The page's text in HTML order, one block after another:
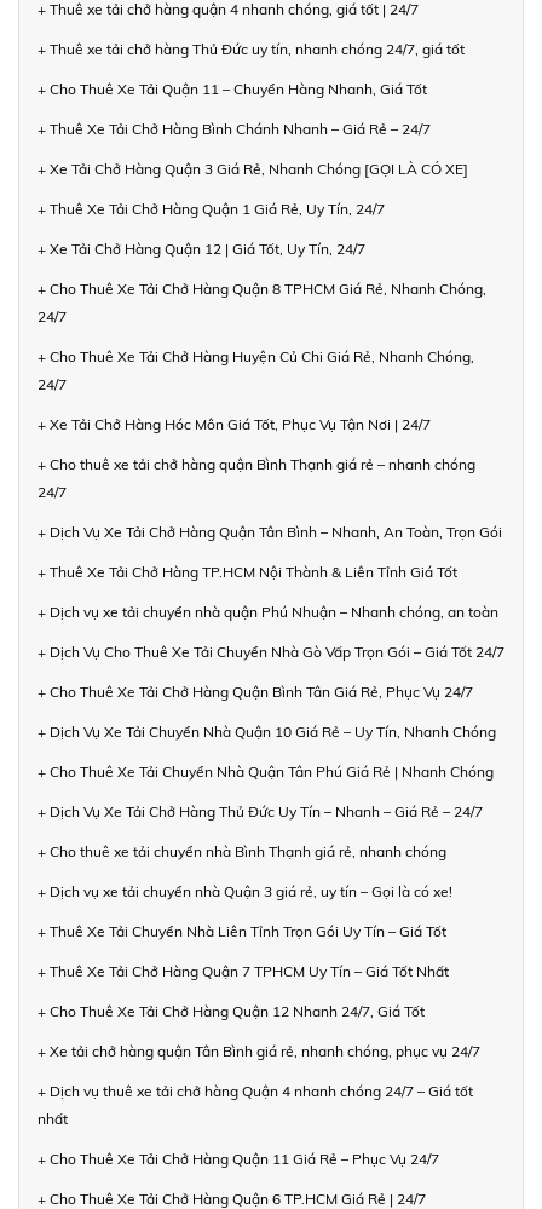
+ Thuê xe tải chở hàng quận 4 nhanh chóng, giá tốt | 24/7
+ Thuê xe tải chở hàng Thủ Đức uy tín, nhanh chóng 24/7, giá tốt
+ Cho Thuê Xe Tải Quận 11 – Chuyển Hàng Nhanh, Giá Tốt
+ Thuê Xe Tải Chở Hàng Bình Chánh Nhanh – Giá Rẻ – 24/7
+ Xe Tải Chở Hàng Quận 3 Giá Rẻ, Nhanh Chóng [GỌI LÀ CÓ XE]
+ Thuê Xe Tải Chở Hàng Quận 1 Giá Rẻ, Uy Tín, 24/7
+ Xe Tải Chở Hàng Quận 12 | Giá Tốt, Uy Tín, 24/7
+ Cho Thuê Xe Tải Chở Hàng Quận 8 TPHCM Giá Rẻ, Nhanh Chóng,
24/7
+ Cho Thuê Xe Tải Chở Hàng Huyện Củ Chi Giá Rẻ, Nhanh Chóng,
24/7
+ Xe Tải Chở Hàng Hóc Môn Giá Tốt, Phục Vụ Tận Nơi | 24/7
+ Cho thuê xe tải chở hàng quận Bình Thạnh giá rẻ – nhanh chóng
24/7
+ Dịch Vụ Xe Tải Chở Hàng Quận Tân Bình – Nhanh, An Toàn, Trọn Gói
+ Thuê Xe Tải Chở Hàng TP.HCM Nội Thành & Liên Tỉnh Giá Tốt
+ Dịch vụ xe tải chuyển nhà quận Phú Nhuận – Nhanh chóng, an toàn
+ Dịch Vụ Cho Thuê Xe Tải Chuyển Nhà Gò Vấp Trọn Gói – Giá Tốt 24/7
+ Cho Thuê Xe Tải Chở Hàng Quận Bình Tân Giá Rẻ, Phục Vụ 24/7
+ Dịch Vụ Xe Tải Chuyển Nhà Quận 10 Giá Rẻ – Uy Tín, Nhanh Chóng
+ Cho Thuê Xe Tải Chuyển Nhà Quận Tân Phú Giá Rẻ | Nhanh Chóng
+ Dịch Vụ Xe Tải Chở Hàng Thủ Đức Uy Tín – Nhanh – Giá Rẻ – 24/7
+ Cho thuê xe tải chuyển nhà Bình Thạnh giá rẻ, nhanh chóng
+ Dịch vụ xe tải chuyển nhà Quận 3 giá rẻ, uy tín – Gọi là có xe!
+ Thuê Xe Tải Chuyển Nhà Liên Tỉnh Trọn Gói Uy Tín – Giá Tốt
+ Thuê Xe Tải Chở Hàng Quận 7 TPHCM Uy Tín – Giá Tốt Nhất
+ Cho Thuê Xe Tải Chở Hàng Quận 12 Nhanh 24/7, Giá Tốt
+ Xe tải chở hàng quận Tân Bình giá rẻ, nhanh chóng, phục vụ 24/7
+ Dịch vụ thuê xe tải chở hàng Quận 4 nhanh chóng 24/7 – Giá tốt
nhất
+ Cho Thuê Xe Tải Chở Hàng Quận 11 Giá Rẻ – Phục Vụ 24/7
+ Cho Thuê Xe Tải Chở Hàng Quận 6 TP.HCM Giá Rẻ | 24/7